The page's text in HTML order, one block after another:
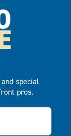
allées ou des
special
pros.